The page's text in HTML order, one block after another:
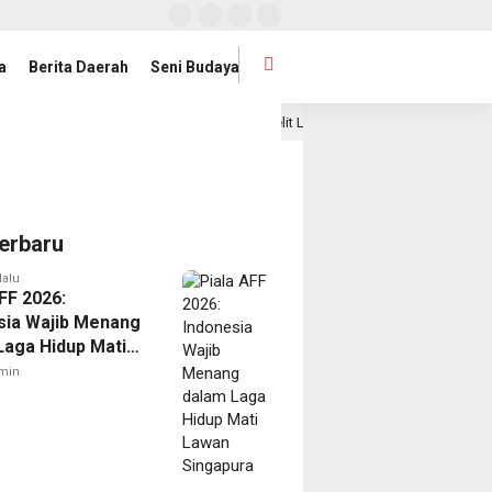
Berita Daerah Seni Budaya
Satelit Lampung-1 Resmi Diluncurkan, Provinsi
2026:
Wajib Menang
Hidup Mati